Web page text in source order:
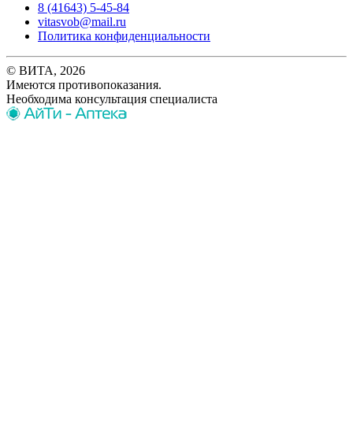
8 (41643) 5-45-84
vitasvob@mail.ru
Политика конфиденциальности
© ВИТА, 2026
Имеются противопоказания.
Необходима консультация специалиста